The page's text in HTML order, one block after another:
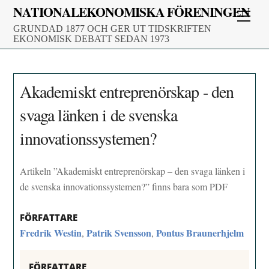
Skip
content
NATIONALEKONOMISKA FÖRENINGEN
GRUNDAD 1877 OCH GER UT TIDSKRIFTEN
EKONOMISK DEBATT SEDAN 1973
Akademiskt entreprenörskap - den
svaga länken i de svenska
innovationssystemen?
Artikeln ”Akademiskt entreprenörskap – den svaga länken i
de svenska innovationssystemen?” finns bara som PDF
FÖRFATTARE
Fredrik Westin,Patrik Svensson,Pontus Braunerhjelm
FÖRFATTARE